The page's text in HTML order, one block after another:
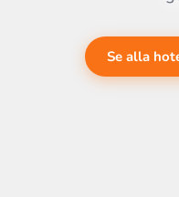
Se alla